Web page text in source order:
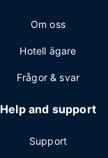
Om oss
Hotell ägare
Frågor & svar
Help and support
Support